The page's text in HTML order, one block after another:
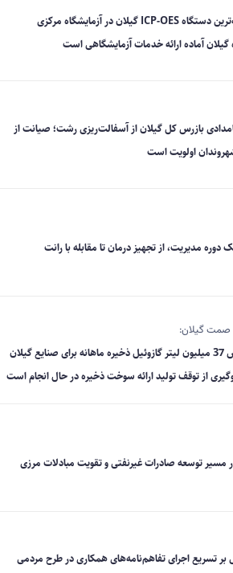
پیشرفته‌ترین دستگاه ICP-OES گیلان در آزمایشگاه مرکزی
گیلان آماده ارائه خدمات آزمایشگاهی است
بازرس کل گیلان از آسفالت‌ریزی رشت؛ صیانت از
اولویت است
دوره مدیریت، از تجهیز درمان تا مقابله با رانت
صمت گیلان:
تخصیص 37 میلیون لیتر گازوئیل ذخیره ماهانه برای صنایع گیلان
از توقف تولید ارائه سوخت ذخیره در حال انجام است
مسیر توسعه صادرات غیرنفتی و تقویت مبادلات مرزی
بر تسریع اجرای تفاهم‌نامه‌های همکاری در طرح مردمی